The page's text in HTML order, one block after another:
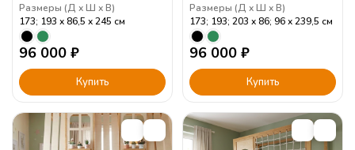
Размеры (Д Ш В)
173; 193
86,5 245 см
96 000 ₽
Купить
Размеры (Д Ш В)
173; 193; 203
86; 96 239,5 см
96 000 ₽
Купить